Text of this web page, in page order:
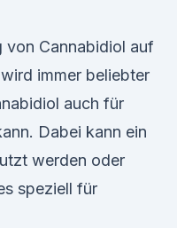
von Cannabidiol auf
immer beliebter
auch für
Dabei kann ein
werden oder
speziell für